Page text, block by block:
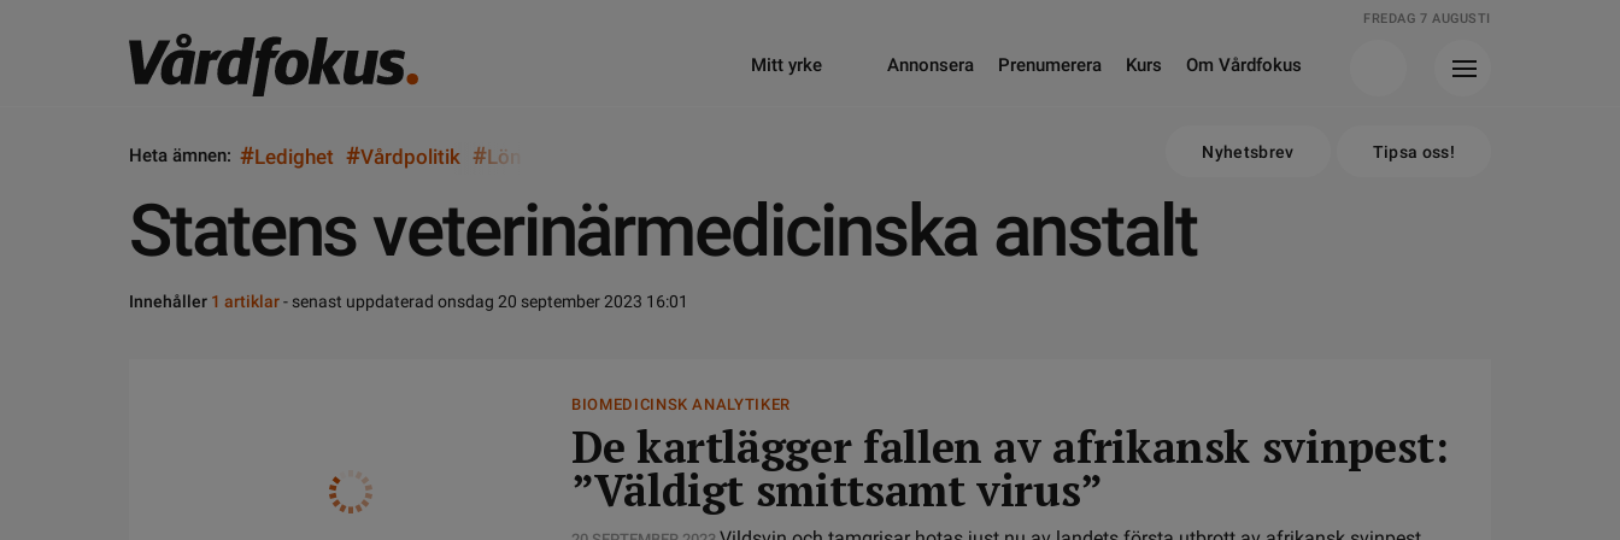
FREDAG 7 AUGUSTI
Mitt yrke Annonsera Prenumerera Kurs Om Vårdfokus
Heta ämnen: #Ledighet #Vårdpolitik #Lön Nyhetsbrev Tipsa oss!
Statens veterinärmedicinska anstalt
Innehåller 1 artiklar- senast uppdaterad onsdag 20 september 2023 16:01
BIOMEDICINSK ANALYTIKER
De kartlägger fallen av afrikansk svinpest:
”Väldigt smittsamt virus”